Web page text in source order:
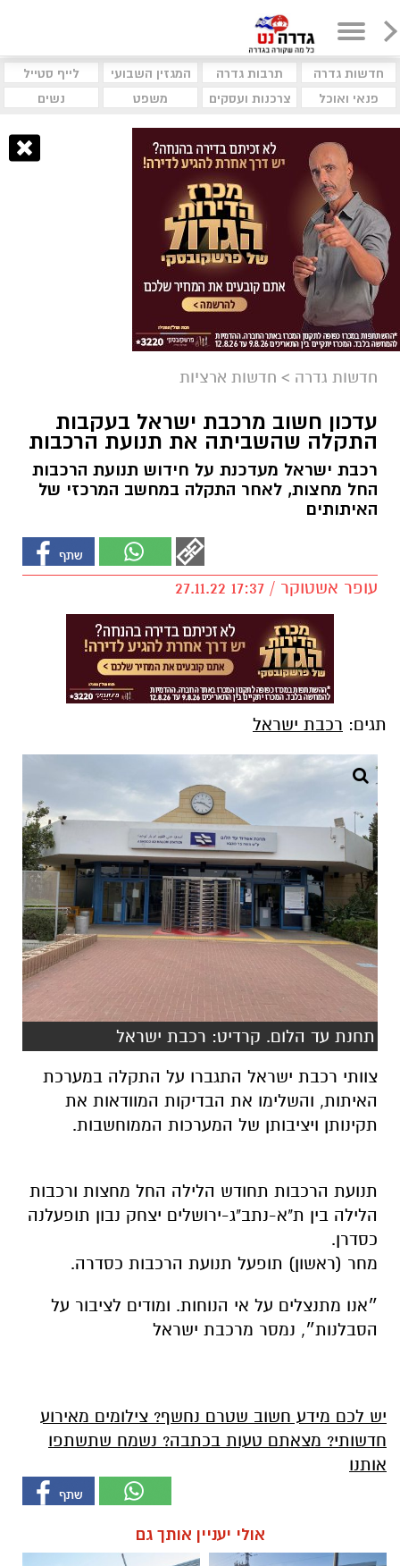
חדשות גדרה תרבות גדרה המגזין השבועי
לייף סטייל
פנאי ואוכל
צרכנות ועסקים משפט נשים
חדשות גדרה > חדשות ארציות
עדכון חשוב מרכבת ישראל בעקבות
התקלה שהשביתה את תנועת הרכבות
רכבת ישראל מעדכנת על חידוש תנועת הרכבות
החל מחצות, לאחר התקלה במחשב המרכזי של
האיתותים
עופר אשטוקר / 17:37 27.11.22
תגים: רכבת ישראל
תחנת עד הלום. קרדיט: רכבת ישראל
צוותי רכבת ישראל התגברו על התקלה במערכת
האיתות, והשלימו את הבדיקות המוודאות את
תקינותן ויציבותן של המערכות הממוחשבות.
תנועת הרכבות תחודש הלילה החל מחצות ורכבות
הלילה בין ת"א-נתב"ג-ירושלים יצחק נבון תופעלנה
כסדרן.
מחר (ראשון) תופעל תנועת הרכבות כסדרה.
״אנו מתנצלים על אי הנוחות. ומודים לציבור על
הסבלנות״, נמסר מרכבת ישראל
יש לכם מידע חשוב שטרם נחשף? צילומים מאירוע
חדשותי? מצאתם טעות בכתבה? נשמח שתשתפו
אותנו
אולי יעניין אותך גם